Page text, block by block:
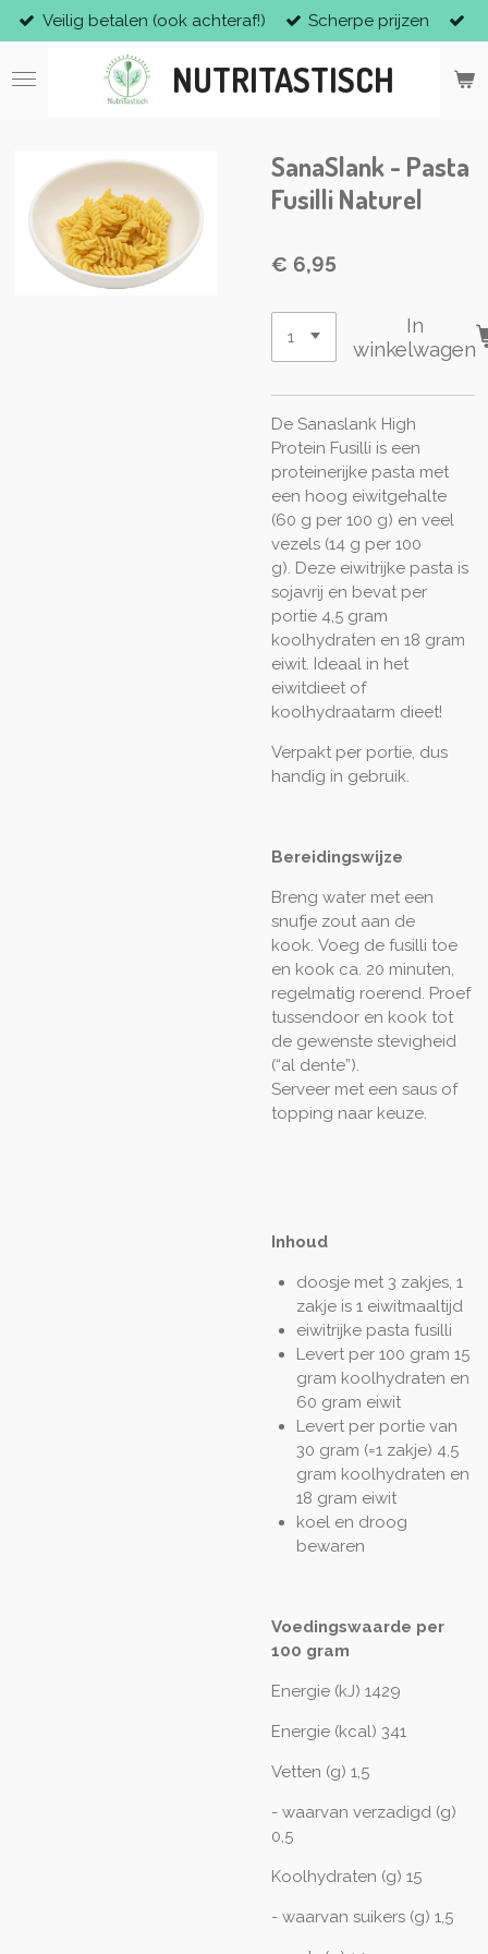
Ga
direct
naar
NUTRITASTISCH
Veilig betalen (ook achteraf!) Scherpe prijzen
SanaSlank - Pasta
Fusilli Naturel
€ 6,95
In
winkelwagen
De Sanaslank High
Protein Fusilli is een
proteinerijke pasta met
een hoog eiwitgehalte
(60 g per 100 g) en veel
vezels (14 g per 100
g). Deze eiwitrijke pasta is
sojavrij en bevat per
portie 4,5 gram
koolhydraten en 18 gram
eiwit. Ideaal in het
eiwitdieet of
koolhydraatarm dieet!
Verpakt per portie, dus
handig in gebruik.
Bereidingswijze
Breng water met een
snufje zout aan de
kook. Voeg de fusilli toe
en kook ca. 20 minuten,
regelmatig roerend. Proef
tussendoor en kook tot
de gewenste stevigheid
(“al dente”).
Serveer met een saus of
topping naar keuze.
Inhoud
doosje met 3 zakjes, 1
zakje is 1 eiwitmaaltijd
eiwitrijke pasta fusilli
Levert per 100 gram 15
gram koolhydraten en
60 gram eiwit
Levert per portie van
30 gram (=1 zakje) 4,5
gram koolhydraten en
18 gram eiwit
koel en droog
bewaren
Voedingswaarde per
100 gram
Energie (kJ) 1429
Energie (kcal) 341
Vetten (g) 1,5
- waarvan verzadigd (g)
0,5
Koolhydraten (g) 15
- waarvan suikers (g) 1,5